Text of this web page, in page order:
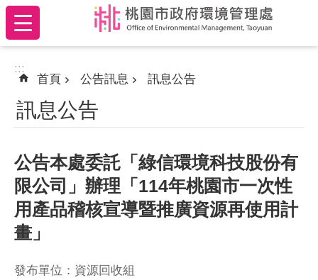
跳到主要內容區塊
:::
:::
首頁 公告訊息 訊息公告
訊息公告
公告本處委託「綠信環境科技股份有
限公司」辦理「114年桃園市一次性
用產品稽核宣導暨推廣資源再使用計
畫」
發布單位：資源回收組